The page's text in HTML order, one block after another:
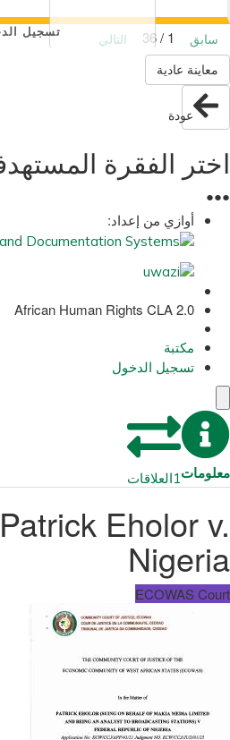
تسجيل سابق
التالي
معاينة عادية
عودة
اختر الفقرة
●
●
●
أوازي من إعداد:
African Human Rights CLA 2.0
مكتبة
تسجيل الدخول
معلومات1العلاقات
Eholor v.
Nigeria
ECOWAS Court